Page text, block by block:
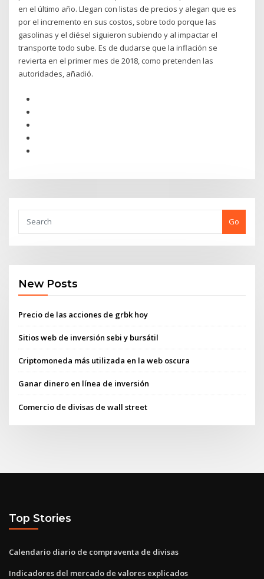
en el último año. Llegan con listas de precios y alegan que es
por el incremento en sus costos, sobre todo porque las
gasolinas y el diésel siguieron subiendo y al impactar el
transporte todo sube. Es de dudarse que la inflación se
revierta en el primer mes de 2018, como pretenden las
autoridades, añadió.
Go
New Posts
Precio de las acciones de grbk hoy
Sitios web de inversión sebi y bursátil
Criptomoneda más utilizada en la web oscura
Ganar dinero en línea de inversión
Comercio de divisas de wall street
Top Stories
Calendario diario de compraventa de divisas
Indicadores del mercado de valores explicados